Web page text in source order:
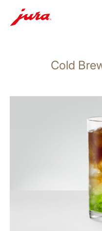
wechseln
Cold